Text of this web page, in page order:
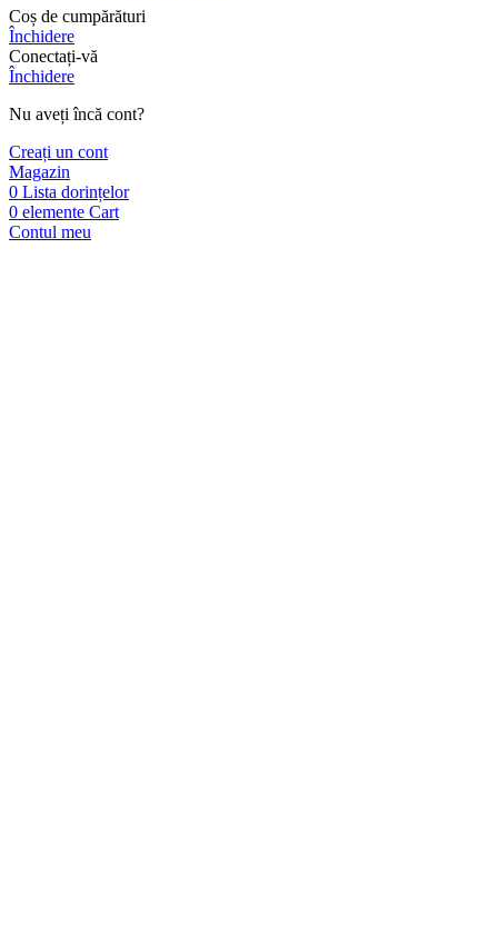
Coș de cumpărături
Închidere
Conectați-vă
Închidere
Nu aveți încă cont?
Creați un cont
Magazin
0 Lista dorințelor
0 elemente Cart
Contul meu